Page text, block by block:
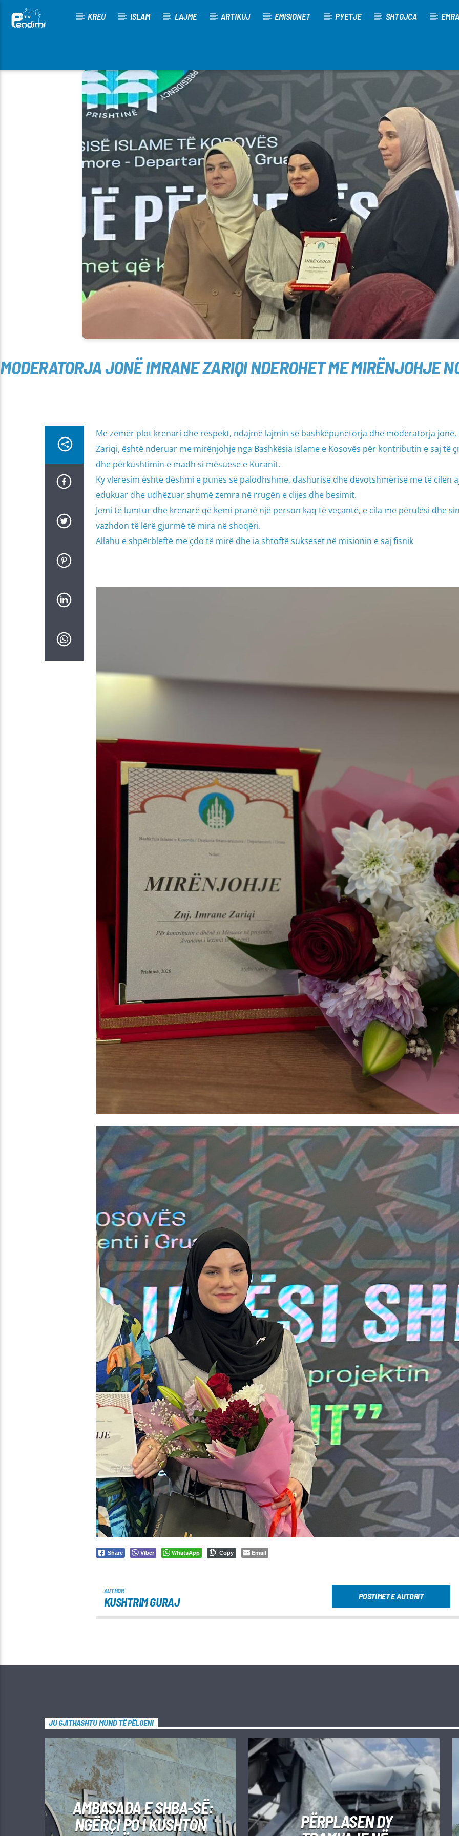
KREU ISLAM LAJME ARTIKUJ EMISIONET PYETJE SHTOJCA EMRA
[There are no radio stations in the database]
MODERATORJA JONË IMRANE ZARIQI NDEROHET ME MIRËNJOHJE
Me zemër plot krenari dhe respekt, ndajmë lajmin se bashkëpunëtorja dhe moderatorja jonë,
Zariqi, është nderuar me mirënjohje nga Bashkësia Islame e Kosovës për kontributin e saj të
dhe përkushtimin e madh si mësuese e Kuranit.
Ky vlerësim është dëshmi e punës së palodhshme, dashurisë dhe devotshmërisë me të cilën
edukuar dhe udhëzuar shumë zemra në rrugën e dijes dhe besimit.
Jemi të lumtur dhe krenarë që kemi pranë një person kaq të veçantë, e cila me përulësi dhe
vazhdon të lërë gjurmë të mira në shoqëri.
Allahu e shpërbleftë me çdo të mirë dhe ia shtoftë sukseset në misionin e saj fisnik
Share Viber WhatsApp Copy Email
AUTHOR
KUSHTRIM GURAJ POSTIMET E AUTORIT
JU GJITHASHTU MUND TË PËLQENI
AMBASADA E SHBA-SË:
NGËRÇI PO I KUSHTON
PËRPLASEN DY